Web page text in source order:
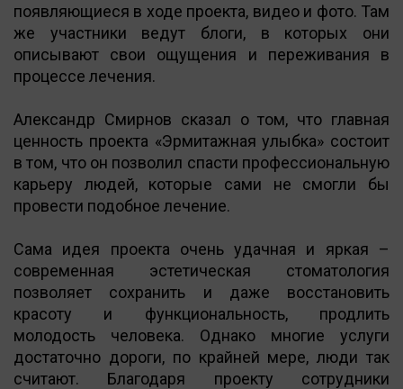
появляющиеся в ходе проекта, видео и фото. Там
же участники ведут блоги, в которых они
описывают свои ощущения и переживания в
процессе лечения.
Александр Смирнов сказал о том, что главная
ценность проекта «Эрмитажная улыбка» состоит
в том, что он позволил спасти профессиональную
карьеру людей, которые сами не смогли бы
провести подобное лечение.
Сама идея проекта очень удачная и яркая –
современная эстетическая стоматология
позволяет сохранить и даже восстановить
красоту и функциональность, продлить
молодость человека. Однако многие услуги
достаточно дороги, по крайней мере, люди так
считают. Благодаря проекту сотрудники